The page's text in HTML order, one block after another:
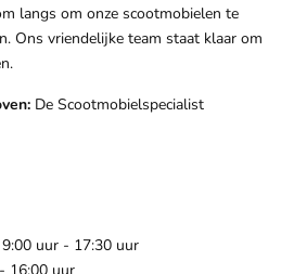
langs om onze scootmobielen te
Ons vriendelijke team staat klaar om
De Scootmobielspecialist
uur - 17:30 uur
16:00 uur